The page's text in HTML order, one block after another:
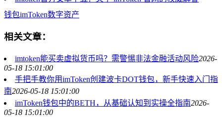
钱包imToken数字资产
相关文章：
imtoken能买卖虚拟货币吗？需警惕非法金融活动风险2026-
05-18 15:01:00
手把手教你用imToken创建波卡DOT钱包，新手快速入门指
南2026-05-18 15:01:00
imToken钱包中的BETH，从基础认知到实操全指南2026-
05-18 15:01:00